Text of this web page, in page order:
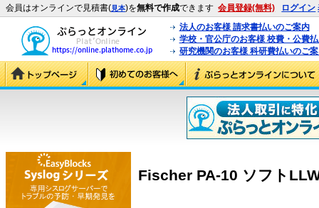
会員はオンラインで見積書(見本)を無料で作成できます 会員登録(無料) ログイン
法人のお客様 請求書払いのご案内
学校・官公庁のお客様 校費・公費
研究機関のお客様 科研費払いのご
Fischer PA-10 ソフト